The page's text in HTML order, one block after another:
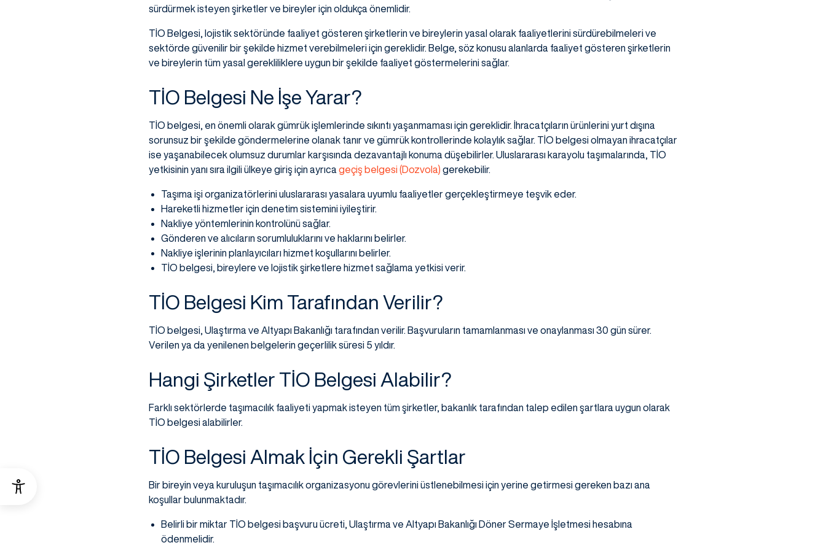
sürdürmek isteyen şirketler ve bireyler için oldukça önemlidir.
TİO Belgesi, lojistik sektöründe faaliyet gösteren şirketlerin ve bireylerin yasal olarak faaliyetlerini sürdürebilmeleri ve
sektörde güvenilir bir şekilde hizmet verebilmeleri için gereklidir. Belge, söz konusu alanlarda faaliyet gösteren şirketlerin
ve bireylerin tüm yasal gerekliliklere uygun bir şekilde faaliyet göstermelerini sağlar.
TİO Belgesi Ne İşe Yarar?
TİO belgesi, en önemli olarak gümrük işlemlerinde sıkıntı yaşanmaması için gereklidir. İhracatçıların ürünlerini yurt dışına
sorunsuz bir şekilde göndermelerine olanak tanır ve gümrük kontrollerinde kolaylık sağlar. TİO belgesi olmayan ihracatçılar
ise yaşanabilecek olumsuz durumlar karşısında dezavantajlı konuma düşebilirler. Uluslararası karayolu taşımalarında, TİO
yetkisinin yanı sıra ilgili ülkeye giriş için ayrıca geçiş belgesi (Dozvola) gerekebilir.
Taşıma işi organizatörlerini uluslararası yasalara uyumlu faaliyetler gerçekleştirmeye teşvik eder.
Hareketli hizmetler için denetim sistemini iyileştirir.
Nakliye yöntemlerinin kontrolünü sağlar.
Gönderen ve alıcıların sorumluluklarını ve haklarını belirler.
Nakliye işlerinin planlayıcıları hizmet koşullarını belirler.
TİO belgesi, bireylere ve lojistik şirketlere hizmet sağlama yetkisi verir.
TİO Belgesi Kim Tarafından Verilir?
TİO belgesi, Ulaştırma ve Altyapı Bakanlığı tarafından verilir. Başvuruların tamamlanması ve onaylanması 30 gün sürer.
Verilen ya da yenilenen belgelerin geçerlilik süresi 5 yıldır.
Hangi Şirketler TİO Belgesi Alabilir?
Farklı sektörlerde taşımacılık faaliyeti yapmak isteyen tüm şirketler, bakanlık tarafından talep edilen şartlara uygun olarak
TİO belgesi alabilirler.
TİO Belgesi Almak İçin Gerekli Şartlar
Bir bireyin veya kuruluşun taşımacılık organizasyonu görevlerini üstlenebilmesi için yerine getirmesi gereken bazı ana
koşullar bulunmaktadır.
Belirli bir miktar TİO belgesi başvuru ücreti, Ulaştırma ve Altyapı Bakanlığı Döner Sermaye İşletmesi hesabına
ödenmelidir.